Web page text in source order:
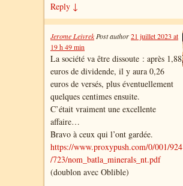
Reply ↓
Jerome Leivrek Post author21 juillet 2023 at
19 h 49 min
La société va être dissoute : après 1,88
euros de dividende, il y aura 0,26
euros de versés, plus éventuellement
quelques centimes ensuite.
C’était vraiment une excellente
affaire…
Bravo à ceux qui l’ont gardée.
https://www.proxypush.com/0/001/924
/723/nom_batla_minerals_nt.pdf
(doublon avec Oblible)